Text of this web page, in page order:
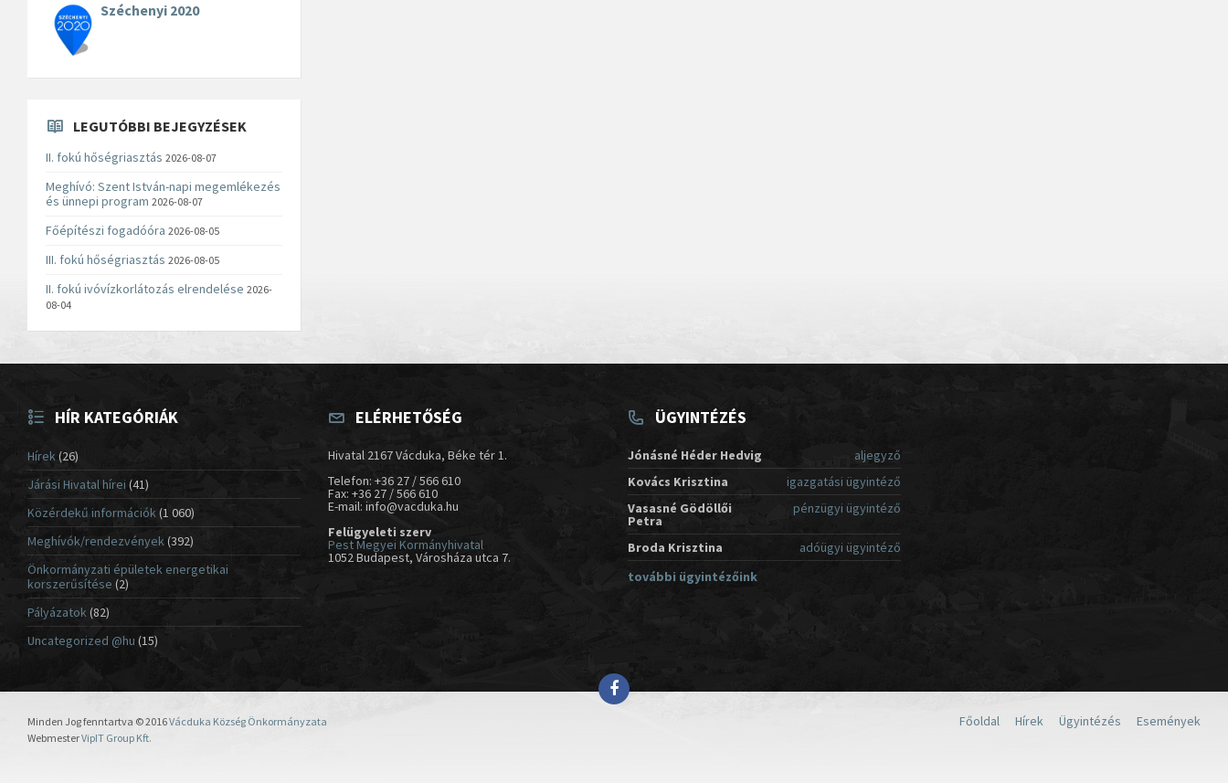
Széchenyi 2020
LEGUTÓBBI BEJEGYZÉSEK
II. fokú hőségriasztás 2026-08-07
Meghívó: Szent István-napi megemlékezés
és ünnepi program 2026-08-07
Főépítészi fogadóóra 2026-08-05
III. fokú hőségriasztás 2026-08-05
II. fokú ivóvízkorlátozás elrendelése 2026-
08-04
HÍR KATEGÓRIÁK
Hírek (26)
Járási Hivatal hírei (41)
Közérdekű információk(1 060)
Meghívók/rendezvények(392)
Önkormányzati épületek energetikai
korszerűsítése (2)
Pályázatok(82)
Uncategorized @hu (15)
ELÉRHETŐSÉG
Hivatal 2167 Vácduka, Béke tér 1.
Telefon: +36 27 / 566 610
Fax: +36 27 / 566 610
E-mail: info@vacduka.hu
Felügyeleti szerv
Pest Megyei Kormányhivatal
1052 Budapest, Városháza utca 7.
ÜGYINTÉZÉS
Jónásné Héder Hedvig
aljegyző
Kovács Krisztina
igazgatási ügyintéző
Vasasné Gödöllői
Petra
pénzügyi ügyintéző
Broda Krisztina
adóügyi ügyintéző
további ügyintézőink
Főoldal Hírek Ügyintézés Események
Minden Jog fenntartva © 2016Vácduka Község Önkormányzata
WebmesterVipIT Group Kft.